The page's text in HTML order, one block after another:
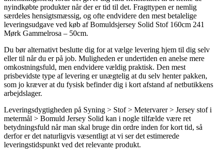
nyindkøbte produkter når der er tid til det. Fragttypen er nemlig
særdeles hensigtsmæssig, og ofte endvidere den mest betalelige
leveringsudgave ved køb af Bomuldsjersey Solid Stof 160cm 241
Mørk Gammelrosa – 50cm.
Du bør alternativt beslutte dig for at vælge levering hjem til dig selv
eller til når du er på job. Muligheden er undertiden en anelse mere
omkostningsfuld, men endvidere vældig praktisk. Den mest
prisbevidste type af levering er unægtelig at du selv henter pakken,
som jo kræver at du fysisk befinder dig i kort afstand af netbutikkens
arbejdslager.
Leveringsdygtigheden på Syning > Stof > Metervarer > Jersey stof i
metermål > Bomuld Jersey Solid kan i nogle tilfælde være ret
betydningsfuld når man skal bruge din ordre inden for kort tid, så
derfor er det naturligvis væsentligt at vi ser det estimerede
leveringstidspunkt ved det relevante produkt.